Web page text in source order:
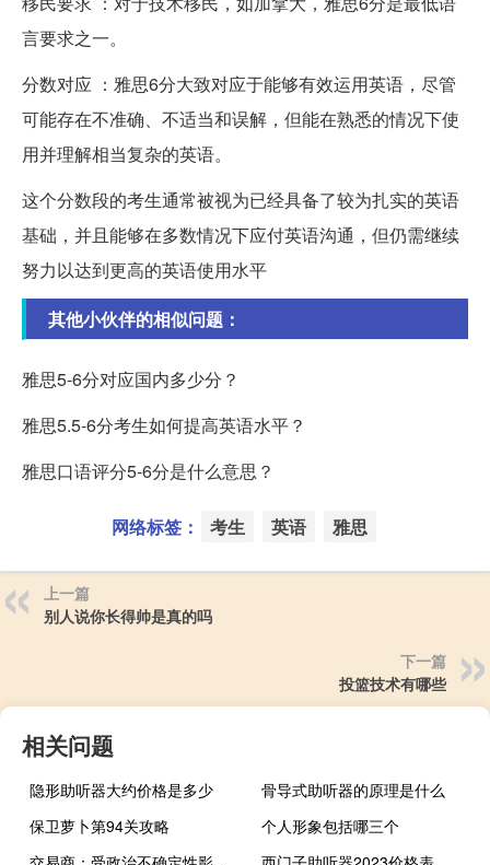
言要求之一。
分数对应 ：雅思6分大致对应于能够有效运用英语，尽管
可能存在不准确、不适当和误解，但能在熟悉的情况下使
用并理解相当复杂的英语。
这个分数段的考生通常被视为已经具备了较为扎实的英语
基础，并且能够在多数情况下应付英语沟通，但仍需继续
努力以达到更高的英语使用水平
其他小伙伴的相似问题：
雅思5-6分对应国内多少分？
雅思5.5-6分考生如何提高英语水平？
雅思口语评分5-6分是什么意思？
网络标签： 考生 英语 雅思
上一篇
别人说你长得帅是真的吗
下一篇
投篮技术有哪些
相关问题
隐形助听器大约价格是多少
骨导式助听器的原理是什么
保卫萝卜第94关攻略
个人形象包括哪三个